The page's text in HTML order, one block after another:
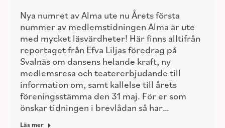
Nya numret av Alma ute nu Årets första
nummer av medlemstidningen Alma är ute
med mycket läsvärdheter! Här finns alltifrån
reportaget från Efva Liljas föredrag på
Svalnäs om dansens helande kraft, ny
medlemsresa och teatererbjudande till
information om, samt kallelse till årets
föreningsstämma den 31 maj. För er som
önskar tidningen i brevlådan så har…
Läs mer